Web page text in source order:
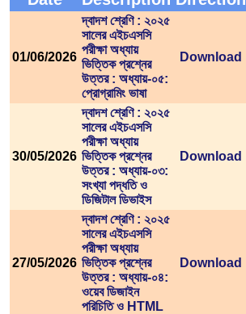
01/06/2026
দ্বাদশ শ্রেণি : ২০২৫
সালের এইচএসসি
পরীক্ষা অধ্যায়
ভিত্তিক প্রশ্নের
উত্তর : অধ্যায়-০৫:
প্রোগ্রামিং ভাষা
Download
30/05/2026
দ্বাদশ শ্রেণি : ২০২৫
সালের এইচএসসি
পরীক্ষা অধ্যায়
ভিত্তিক প্রশ্নের
উত্তর : অধ্যায়-০৩:
সংখ্যা পদ্ধতি ও
ডিজিটাল ডিভাইস
Download
27/05/2026
দ্বাদশ শ্রেণি : ২০২৫
সালের এইচএসসি
পরীক্ষা অধ্যায়
ভিত্তিক প্রশ্নের
উত্তর : অধ্যায়-০৪:
ওয়েব ডিজাইন
পরিচিতি ও HTML
Download